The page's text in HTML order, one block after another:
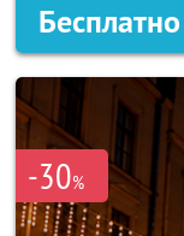
Бесплатно
-30%